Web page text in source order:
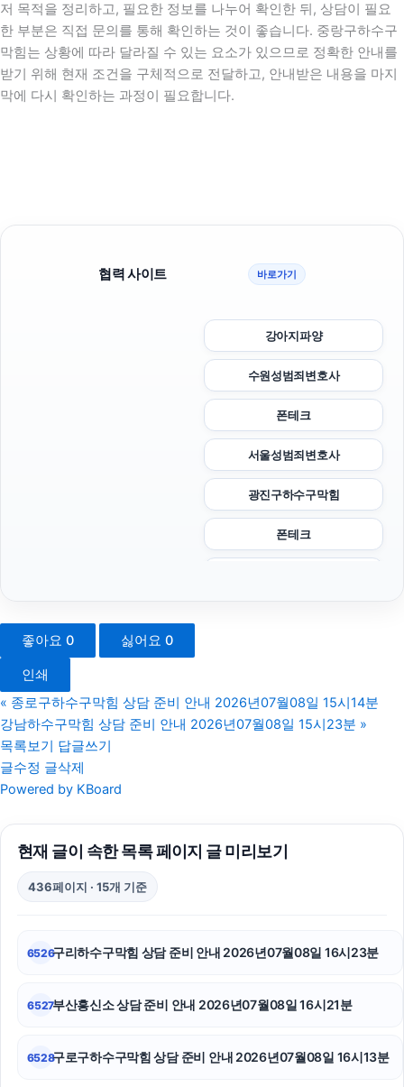
저 목적을 정리하고, 필요한 정보를 나누어 확인한 뒤, 상담이 필요
한 부분은 직접 문의를 통해 확인하는 것이 좋습니다. 중랑구하수구
막힘는 상황에 따라 달라질 수 있는 요소가 있으므로 정확한 안내를
받기 위해 현재 조건을 구체적으로 전달하고, 안내받은 내용을 마지
막에 다시 확인하는 과정이 필요합니다.
협력 사이트 바로가기
강아지파양
수원성범죄변호사
폰테크
서울성범죄변호사
광진구하수구막힘
폰테크
유방암요양병원
상간남소송
이혼전문변호사
파양보호소
휴대폰소액결제
좋아요 0 싫어요 0
인쇄
« 종로구하수구막힘 상담 준비 안내 2026년07월08일 15시14분
강남하수구막힘 상담 준비 안내 2026년07월08일 15시23분 »
목록보기
답글쓰기
글수정 글삭제
Powered by KBoard
현재 글이 속한 목록 페이지 글 미리보기
436페이지 · 15개 기준
6526구리하수구막힘 상담 준비 안내 2026년07월08일 16시23분
6527부산흥신소 상담 준비 안내 2026년07월08일 16시21분
6528구로구하수구막힘 상담 준비 안내 2026년07월08일 16시13분